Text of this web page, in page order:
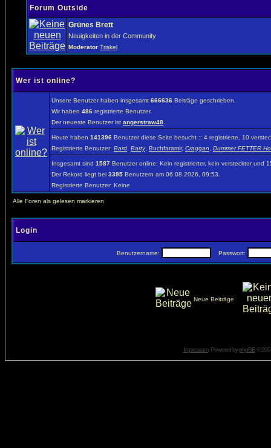
Forum Outside
Grünes Brett
Neuigkeiten in der Community
Moderator Triskel
Wer ist online?
Unsere Benutzer haben insgesamt 666636 Beiträge geschrieben.
Wir haben 486 registrierte Benutzer.
Der neueste Benutzer ist angerstraw48
Heute haben 141396 Benutzer diese Seite besucht :: 4 registrierte, 10
Registrierte Benutzer: Bard Barty, Buchfaramir, Craggan Dummer FETTER
Insgesamt sind 1587 Benutzer online: Kein registrierter, kein versteckter und
Der Rekord liegt bei 3395 Benutzern am 06.08.2026, 09:53.
Registrierte Benutzer: Keine
Alle Foren als gelesen markieren
Login
Benutzername: Passwort:
Neue Beiträge
Impressum. Powered byphpBB©